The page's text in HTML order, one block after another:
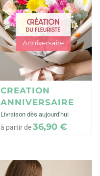
CREATION
ANNIVERSAIRE
Livraison dès aujourd'hui
à partir de36,90 €